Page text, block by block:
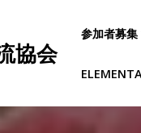
協会
参加者募集